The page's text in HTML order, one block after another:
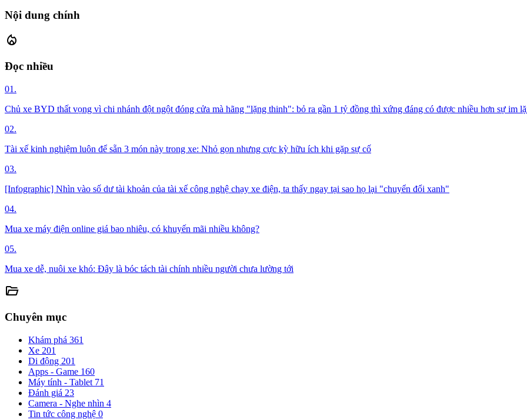
Nội dung chính
local_fire_department
Đọc nhiều
01.
Chủ xe BYD thất vọng vì chi nhánh đột ngột đóng cửa mà hãng "lặng thinh": bỏ ra gần 1 tỷ đồng thì xứng đáng có được nhiều hơn sự im
02.
Tài xế kinh nghiệm luôn để sẵn 3 món này trong xe: Nhỏ gọn nhưng cực kỳ hữu ích khi gặp sự cố
03.
[Infographic] Nhìn vào số dư tài khoản của tài xế công nghệ chạy xe điện, ta thấy ngay tại sao họ lại "chuyển đổi xanh"
04.
Mua xe máy điện online giá bao nhiêu, có khuyến mãi nhiều không?
05.
Mua xe dễ, nuôi xe khó: Đây là bóc tách tài chính nhiều người chưa lường tới
folder_open
Chuyên mục
Khám phá 361
Xe 201
Di động 201
Apps - Game 160
Máy tính - Tablet 71
Đánh giá 23
Camera - Nghe nhìn 4
Tin tức công nghệ 0